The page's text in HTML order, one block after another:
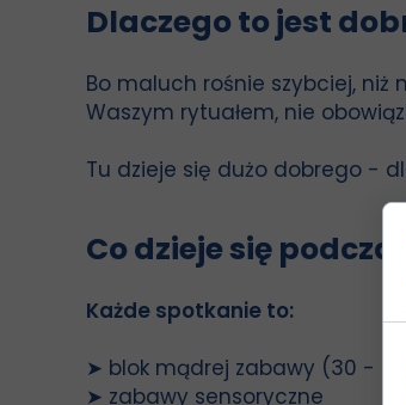
Dlaczego to jest
Bo maluch rośnie szybciej,
Waszym rytuałem, nie
Tu dzieje się dużo dobrego -
Co dzieje się
Każde spotkanie to:
➤ blok mądrej zabawy (30 -
➤ zabawy sensoryczne